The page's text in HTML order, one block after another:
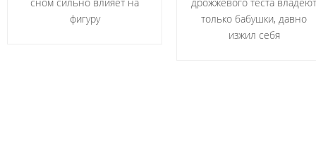
фигуру
только бабушки, давно
изжил себя